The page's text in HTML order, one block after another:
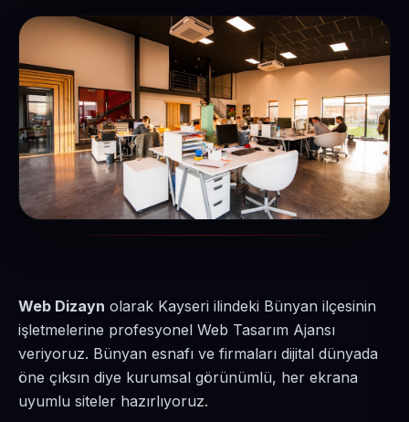
Web Dizayn olarak Kayseri ilindeki Bünyan ilçesinin
işletmelerine profesyonel Web Tasarım Ajansı
veriyoruz. Bünyan esnafı ve firmaları dijital dünyada
öne çıksın diye kurumsal görünümlü, her ekrana
uyumlu siteler hazırlıyoruz.